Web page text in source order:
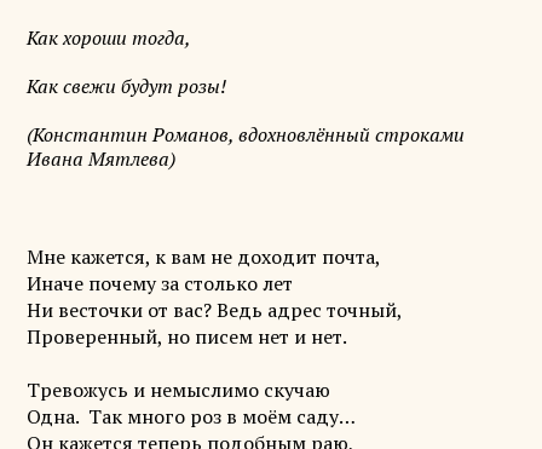
Как хороши тогда,
Как свежи будут розы!
(Константин Романов, вдохновлённый строками
Ивана Мятлева)
Мне кажется, к вам не доходит почта,
Иначе почему за столько лет
Ни весточки от вас? Ведь адрес точный,
Проверенный, но писем нет и нет.
Тревожусь и немыслимо скучаю
Одна. Так много роз в моём саду…
Он кажется теперь подобным раю,